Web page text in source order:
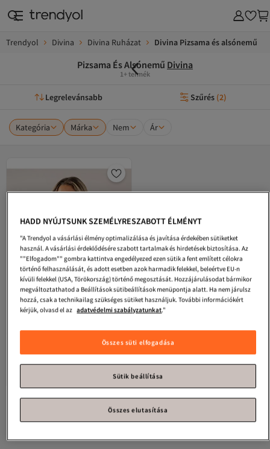
Trendyol Divina Divina Ruházat Divina Pizsama és alsónemű
Pizsama És Alsónemű Divina
1+ termék
Legrelevánsabb Szűrés (2)
Kategória Márka Nem Ár
Divina Négy vágott felső készlet
1
HADD NYÚJTSUNK SZEMÉLYRESZABOTT ÉLMÉNYT
"A Trendyol a vásárlási élmény optimalizálása és javítása érdekében sütiketket
használ. A vásárlási érdeklődésére szabott tartalmak és hirdetések biztosítása. Az
""Elfogadom"" gombra kattintva engedélyezed ezen sütik a fent említett célokra
történő felhasználását, és adott esetben azok harmadik felekkel, beleértve EU-n
kívüli felekkel (USA, Törökország) történő megosztását. Hozzájárulásodat bármikor
megváltoztathatod a Beállítások sütibeállítások menüpontja alatt. Ha nem járulsz
hozzá, csak a technikailag szükséges sütiket használjuk. További információkért
kérjük, olvasd el az adatvédelmi szabályzatunkat."
Összes süti elfogadása
Sütik beállítása
Összes elutasítása